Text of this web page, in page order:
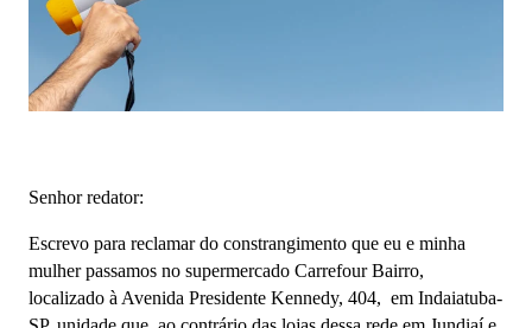
Senhor redator:
Escrevo para reclamar do constrangimento que eu e minha
mulher passamos no supermercado Carrefour Bairro,
localizado à Avenida Presidente Kennedy, 404, em Indaiatuba-